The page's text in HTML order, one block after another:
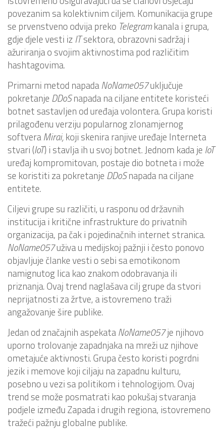
povezanim sa kolektivnim ciljem. Komunikacija grupe
se prvenstveno odvija preko Telegramkanala i grupa,
gdje djele vesti iz ITsektora, obrazovni sadržaj i
ažuriranja o svojim aktivnostima pod različitim
hashtagovima.
Primarni metod napadaNoName057uključuje
pokretanje DDoSnapada na ciljane entitete koristeći
botnet sastavljen od uređaja volontera. Grupa koristi
prilagođenu verziju popularnog zlonamjernog
softveraMirai,koji skenira ranjive uređaje Interneta
stvari (IoT) i stavlja ih u svoj botnet. Jednom kada je IoT
uređaj kompromitovan, postaje dio botneta i može
se koristiti za pokretanje DDoSnapada na ciljane
entitete.
Ciljevi grupe su različiti, u rasponu od državnih
institucija i kritične infrastrukture do privatnih
organizacija, pa čak i pojedinačnih internet stranica.
NoName057uživa u medijskoj pažnji i često ponovo
objavljuje članke vesti o sebi sa emotikonom
namignutog lica kao znakom odobravanja ili
priznanja. Ovaj trend naglašava cilj grupe da stvori
neprijatnosti za žrtve, a istovremeno traži
angažovanje šire publike.
Jedan od značajnih aspekataNoName057je njihovo
uporno trolovanje zapadnjaka na mreži uz njihove
ometajuće aktivnosti. Grupa često koristi pogrdni
jezik i memove koji ciljaju na zapadnu kulturu,
posebno u vezi sa politikom i tehnologijom. Ovaj
trend se može posmatrati kao pokušaj stvaranja
podjele između Zapada i drugih regiona, istovremeno
tražeći pažnju globalne publike.